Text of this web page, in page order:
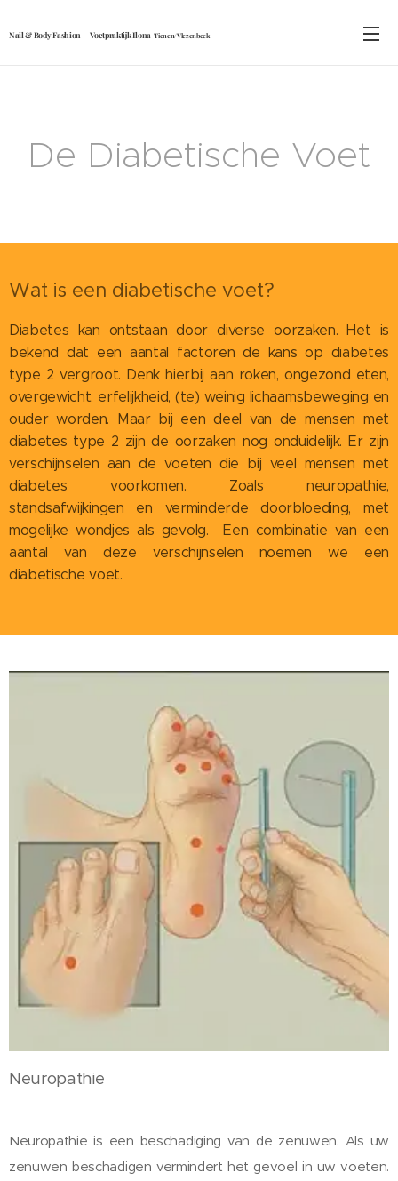
Nail & Body Fashion - Voetpraktijk IlonaTienen/Vlezenbeek
De Diabetische Voet
Wat is een diabetische voet?
Diabetes kan ontstaan door diverse oorzaken. Het is
bekend dat een aantal factoren de kans op diabetes
type 2 vergroot. Denk hierbij aan roken, ongezond eten,
overgewicht, erfelijkheid, (te) weinig lichaamsbeweging en
ouder worden. Maar bij een deel van de mensen met
diabetes type 2 zijn de oorzaken nog onduidelijk. Er zijn
verschijnselen aan de voeten die bij veel mensen met
diabetes voorkomen. Zoals neuropathie,
standsafwijkingen en verminderde doorbloeding, met
mogelijke wondjes als gevolg. Een combinatie van een
aantal van deze verschijnselen noemen we een
diabetische voet.
Neuropathie
Neuropathie is een beschadiging van de zenuwen. Als uw
zenuwen beschadigen vermindert het gevoel in uw voeten.